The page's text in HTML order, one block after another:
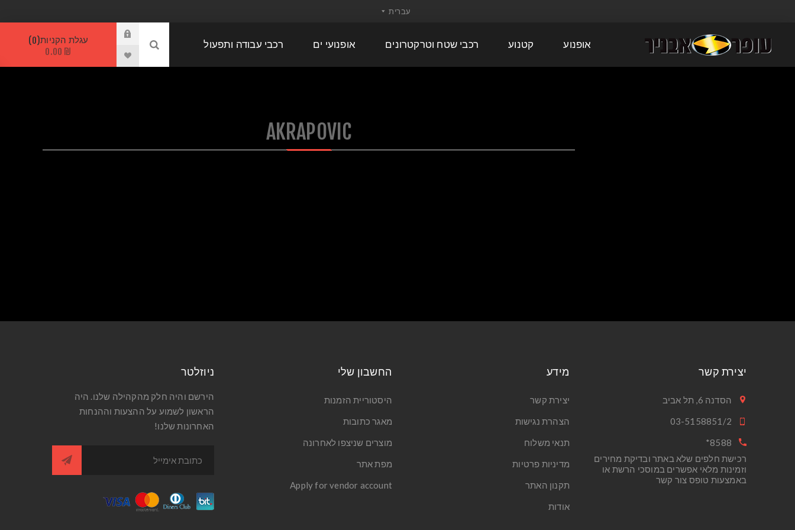
אופנוע קטנוע רכבי שטח וטרקטרונים אופנועי ים רכבי עבודה ותפעול עגלת הקניות 0
₪ 0.00
AKRAPOVIC
יצירת קשר
הסדנה 6, תל אביב
03-5158851/2
8588*
רכישת חלפים שלא באתר ובדיקת מחירים
וזמינות מלאי אפשרים במוסכי הרשת או
באמצעות טופס צור קשר
מידע
יצירת קשר
הצהרת נגישות
תנאי משלוח
מדיניות פרטיות
תקנון האתר
אודות
החשבון שלי
היסטוריית הזמנות
מאגר כתובות
מוצרים שניצפו לאחרונה
מפת אתר
Apply for vendor account
ניוזלטר
הירשם והיה חלק מהקהילה שלנו. היה
הראשון לשמוע על ההצעות וההנחות
האחרונות שלנו!